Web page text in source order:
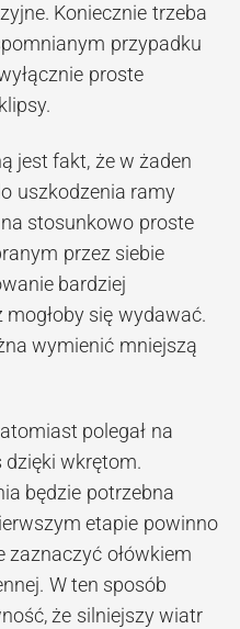
Koniecznie trzeba
przypadku
proste
jest fakt, że w żaden
uszkodzenia ramy
stosunkowo proste
przez siebie
bardziej
się wydawać.
wymienić mniejszą
polegał na
dzięki wkrętom.
będzie potrzebna
etapie powinno
zaznaczyć ołówkiem
W ten sposób
że silniejszy wiatr